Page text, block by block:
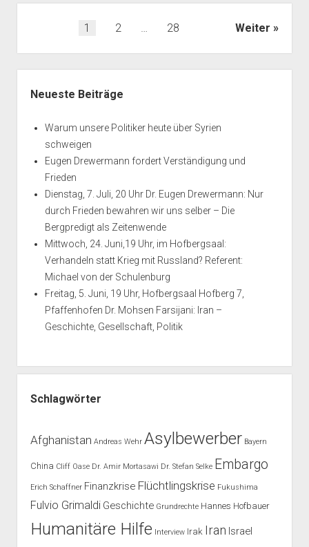
aus
Seitennummerierung
1 2 … 28 Weiter
Neueste Beiträge
Warum unsere Politiker heute über Syrien
schweigen
Eugen Drewermann fordert Verständigung und
Frieden
Dienstag, 7. Juli, 20 Uhr Dr. Eugen Drewermann: Nur
durch Frieden bewahren wir uns selber – Die
Bergpredigt als Zeitenwende
Mittwoch, 24. Juni,19 Uhr, im Hofbergsaal:
Verhandeln statt Krieg mit Russland? Referent:
Michael von der Schulenburg
Freitag, 5. Juni, 19 Uhr, Hofbergsaal Hofberg 7,
Pfaffenhofen Dr. Mohsen Farsijani: Iran –
Geschichte, Gesellschaft, Politik
Schlagwörter
Afghanistan Andreas Wehr Asylbewerber Bayern
China Cliff Oase Dr. Amir Mortasawi Dr. Stefan Selke Embargo
Erich Schaffner Finanzkrise Flüchtlingskrise Fukushima
Fulvio Grimaldi Geschichte Grundrechte Hannes Hofbauer
Humanitäre Hilfe Interview Irak Iran Israel